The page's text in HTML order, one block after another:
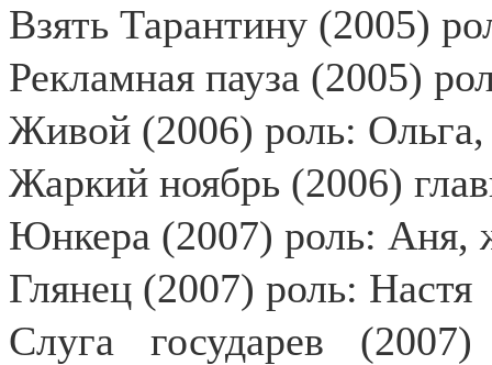
Взять Тарантину (2005)
Рекламная пауза (2005)
Живой (2006) роль: Ольга,
Жаркий ноябрь (2006)
Юнкера (2007) роль: Аня,
Глянец (2007) роль: Настя
Слуга государев